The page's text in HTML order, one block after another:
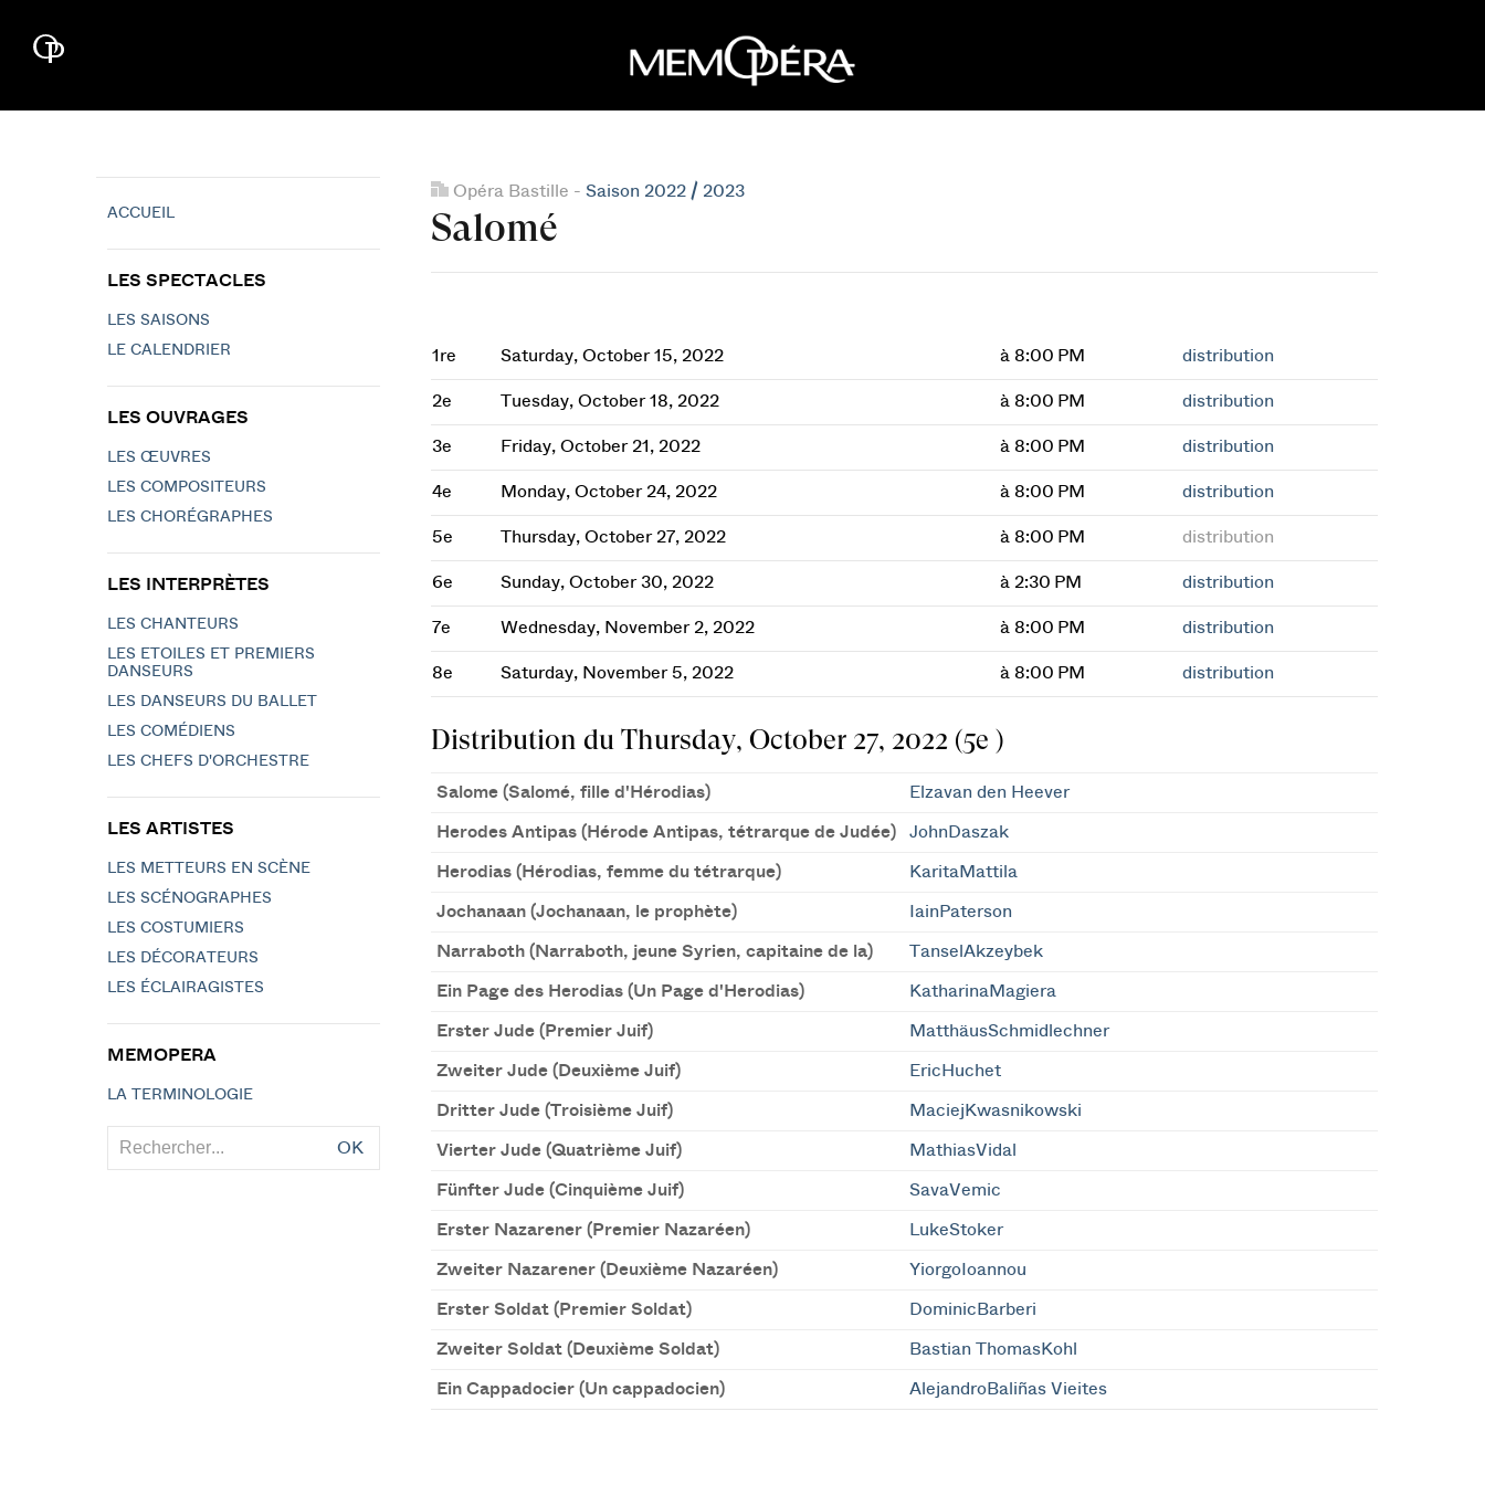
Opéra Bastille - Saison 2022 / 2023
Salomé
1re Saturday, October 15, 2022 à 8:00 PM distribution
2e Tuesday, October 18, 2022 à 8:00 PM distribution
3e Friday, October 21, 2022 à 8:00 PM distribution
4e Monday, October 24, 2022 à 8:00 PM distribution
5e Thursday, October 27, 2022 à 8:00 PM distribution
6e Sunday, October 30, 2022 à 2:30 PM distribution
7e Wednesday, November 2, 2022 à 8:00 PM distribution
8e Saturday, November 5, 2022 à 8:00 PM distribution
Distribution du Thursday, October 27, 2022 (5e )
Salome (Salomé, fille d'Hérodias) Elzavan den Heever
Herodes Antipas (Hérode Antipas, tétrarque de Judée) JohnDaszak
Herodias (Hérodias, femme du tétrarque) KaritaMattila
Jochanaan (Jochanaan, le prophète) IainPaterson
Narraboth (Narraboth, jeune Syrien, capitaine de la) TanselAkzeybek
Ein Page des Herodias (Un Page d'Herodias) KatharinaMagiera
Erster Jude (Premier Juif) MatthäusSchmidlechner
Zweiter Jude (Deuxième Juif) EricHuchet
Dritter Jude (Troisième Juif) MaciejKwasnikowski
Vierter Jude (Quatrième Juif) MathiasVidal
Fünfter Jude (Cinquième Juif) SavaVemic
Erster Nazarener (Premier Nazaréen) LukeStoker
Zweiter Nazarener (Deuxième Nazaréen) YiorgoIoannou
Erster Soldat (Premier Soldat) DominicBarberi
Zweiter Soldat (Deuxième Soldat) Bastian ThomasKohl
Ein Cappadocier (Un cappadocien) AlejandroBaliñas Vieites
ACCUEIL
LES SPECTACLES
LES SAISONS
LE CALENDRIER
LES OUVRAGES
LES ŒUVRES
LES COMPOSITEURS
LES CHORÉGRAPHES
LES INTERPRÈTES
LES CHANTEURS
LES ETOILES ET PREMIERS
DANSEURS
LES DANSEURS DU BALLET
LES COMÉDIENS
LES CHEFS D'ORCHESTRE
LES ARTISTES
LES METTEURS EN SCÈNE
LES SCÉNOGRAPHES
LES COSTUMIERS
LES DÉCORATEURS
LES ÉCLAIRAGISTES
MEMOPERA
LA TERMINOLOGIE
OK